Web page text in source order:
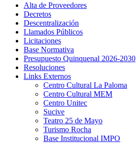
Alta de Proveedores
Decretos
Descentralización
Llamados Públicos
Licitaciones
Base Normativa
Presupuesto Quinquenal 2026-2030
Resoluciones
Links Externos
Centro Cultural La Paloma
Centro Cultural MEM
Centro Unitec
Sucive
Teatro 25 de Mayo
Turismo Rocha
Base Institucional IMPO